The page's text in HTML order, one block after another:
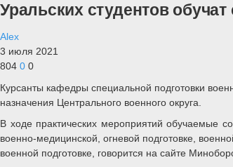
Уральских студентов
Alex
3 июля 2021
804 0 0
Курсанты кафедры специальной подготовки
назначения Центрального военного округа.
В ходе практических мероприятий обучаемые
военно-медицинской, огневой подготовке,
военной подготовке, говорится на сайте